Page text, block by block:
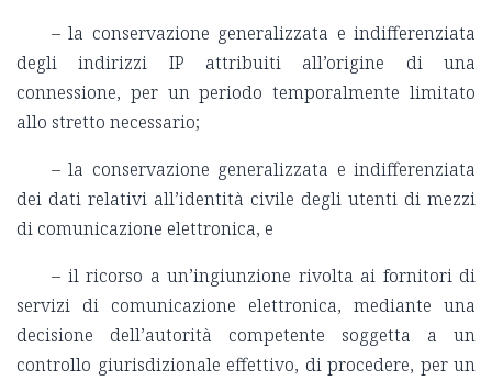
– la conservazione generalizzata e indifferenziata
degli indirizzi IP attribuiti all’origine di una
connessione, per un periodo temporalmente limitato
allo stretto necessario;
– la conservazione generalizzata e indifferenziata
dei dati relativi all’identità civile degli utenti di mezzi
di comunicazione elettronica, e
– il ricorso a un’ingiunzione rivolta ai fornitori di
servizi di comunicazione elettronica, mediante una
decisione dell’autorità competente soggetta a un
controllo giurisdizionale effettivo, di procedere, per un